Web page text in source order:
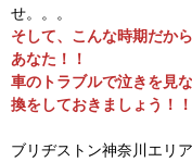
せ。。。
そして、こんな時期だか
あなた！！
車のトラブルで泣きを見
換をしておきましょう！！
ブリヂストン神奈川エリ